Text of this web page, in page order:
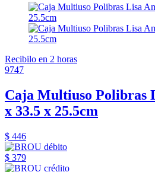
Recibilo en 2 horas
9747
Caja Multiuso Polibras
x 33.5 x 25.5cm
$ 446
$ 379